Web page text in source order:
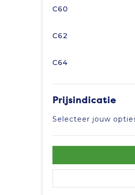
C60
C62
C64
Prijsindicatie
Selecteer jouw